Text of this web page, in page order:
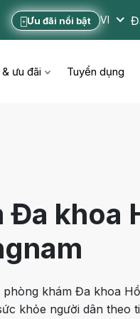
Ưu đãi nổi bật VI
ưu đãi Tuyển dụng
Đa khoa
khám Đa khoa
khỏe người dân theo